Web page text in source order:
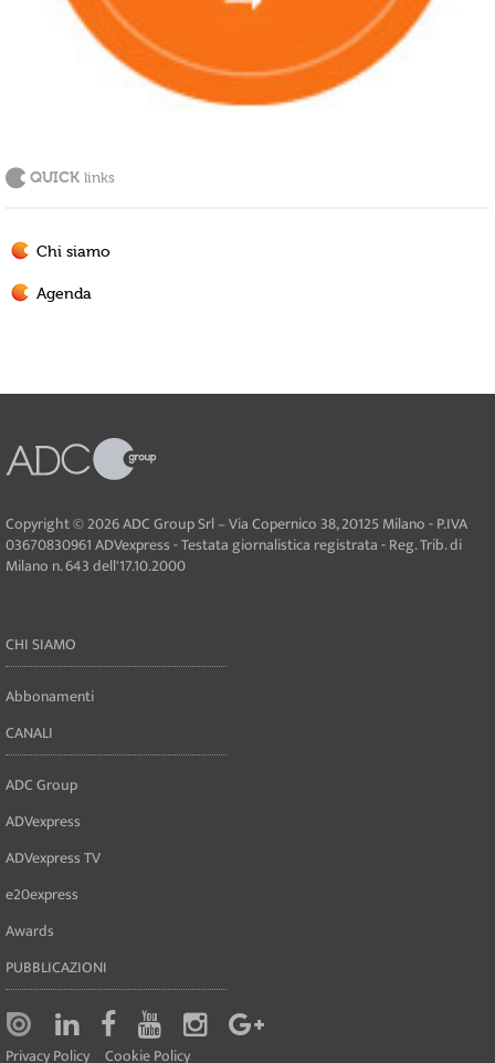
QUICK links
Chi siamo
Agenda
Copyright © 2026 ADC Group Srl – Via Copernico 38, 20125 Milano - P.IVA
03670830961 ADVexpress - Testata giornalistica registrata - Reg. Trib. di
Milano n. 643 dell'17.10.2000
CHI SIAMO
Abbonamenti
CANALI
ADC Group
ADVexpress
ADVexpress TV
e20express
Awards
PUBBLICAZIONI
Privacy Policy Cookie Policy